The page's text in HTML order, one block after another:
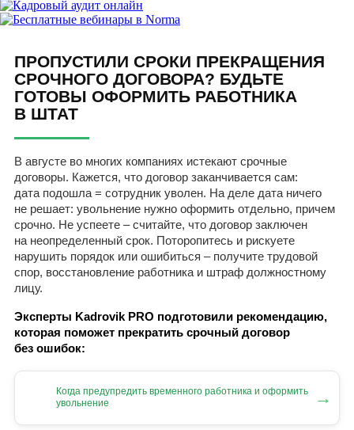
ПРОПУСТИЛИ СРОКИ ПРЕКРАЩЕНИЯ
СРОЧНОГО ДОГОВОРА? БУДЬТЕ
ГОТОВЫ ОФОРМИТЬ РАБОТНИКА
В ШТАТ
В августе во многих компаниях истекают срочные
договоры. Кажется, что договор заканчивается сам:
дата подошла = сотрудник уволен. На деле дата ничего
не решает: увольнение нужно оформить отдельно, причем
срочно. Не успеете – считайте, что договор заключен
на неопределенный срок. Поторопитесь и рискуете
нарушить порядок или ошибиться – получите трудовой
спор, восстановление работника и штраф должностному
лицу.
Эксперты Kadrovik PRO подготовили рекомендацию,
которая поможет прекратить срочный договор
без ошибок:
Когда предупредить временного работника и оформить
увольнение
→